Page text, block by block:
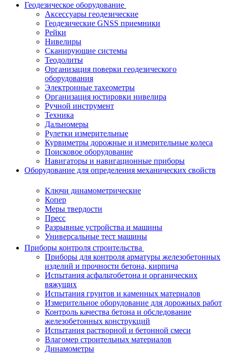
Геодезическое оборудование
Аксессуары геодезические
Геодезические GNSS приемники
Рейки
Нивелиры
Сканирующие системы
Теодолиты
Организация поверки геодезического
оборудования
Электронные тахеометры
Организация юстировки нивелира
Ручной инструмент
Техника
Дальномеры
Рулетки измерительные
Курвиметры дорожные и измерительные колеса
Поисковое оборудование
Навигаторы и навигационные приборы
Оборудование для определения механических свойств
Ключи динамометрические
Копер
Меры твердости
Пресс
Разрывные устройства и машины
Универсальные тест машины
Приборы контроля строительства
Приборы для контроля арматуры железобетонных
изделий и прочности бетона, кирпича
Испытания асфальтобетона и органических
вяжущих
Испытания грунтов и каменных материалов
Измерительное оборудование для дорожных работ
Контроль качества бетона и обследование
железобетонных конструкций
Испытания растворной и бетонной смеси
Влагомер строительных материалов
Динамометры